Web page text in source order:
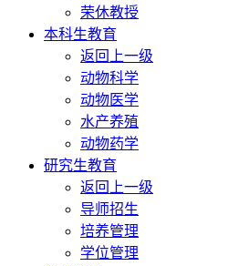
荣休教授
本科生教育
返回上一级
动物科学
动物医学
水产养殖
动物药学
研究生教育
返回上一级
导师招生
培养管理
学位管理